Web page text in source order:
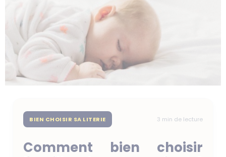
BIEN CHOISIR SA LITERIE 3 min de lecture
Comment bien choisir